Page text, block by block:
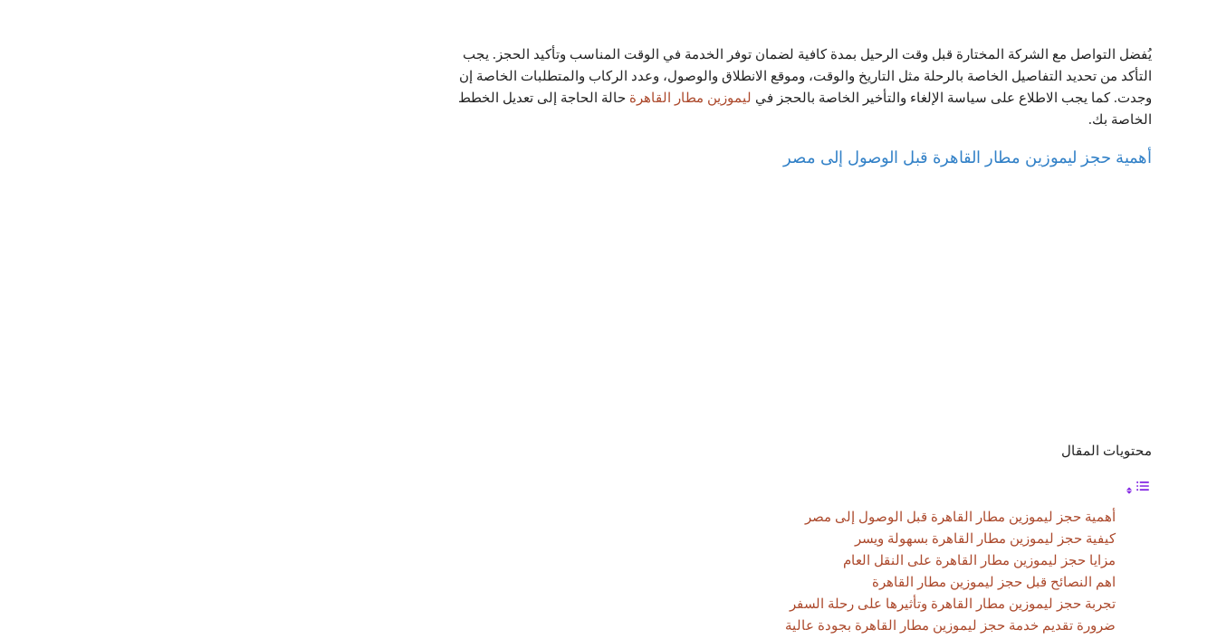
يُفضل التواصل مع الشركة المختارة قبل وقت الرحيل بمدة كافية لضمان توفر الخدمة في الوقت المناسب وتأكيد الحجز. يجب
التأكد من تحديد التفاصيل الخاصة بالرحلة مثل التاريخ والوقت، وموقع الانطلاق والوصول، وعدد الركاب والمتطلبات الخاصة إن
وجدت. كما يجب الاطلاع على سياسة الإلغاء والتأخير الخاصة بالحجز في ليموزين مطار القاهرة حالة الحاجة إلى تعديل الخطط
الخاصة بك.
أهمية حجز ليموزين مطار القاهرة قبل الوصول إلى مصر
محتويات المقال
أهمية حجز ليموزين مطار القاهرة قبل الوصول إلى مصر
كيفية حجز ليموزين مطار القاهرة بسهولة ويسر
مزايا حجز ليموزين مطار القاهرة على النقل العام
اهم النصائح قبل حجز ليموزين مطار القاهرة
تجربة حجز ليموزين مطار القاهرة وتأثيرها على رحلة السفر
ضرورة تقديم خدمة حجز ليموزين مطار القاهرة بجودة عالية